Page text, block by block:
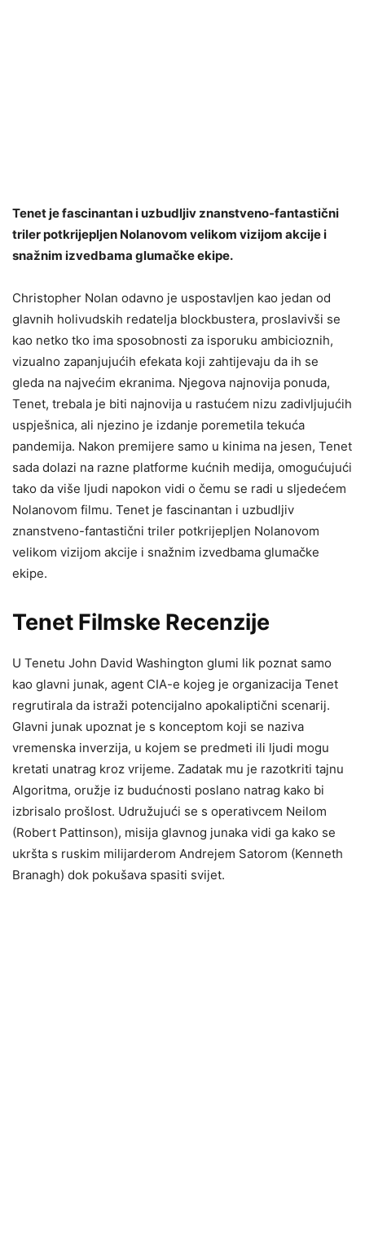
Tenet je fascinantan i uzbudljiv znanstveno-fantastični
triler potkrijepljen Nolanovom velikom vizijom akcije i
snažnim izvedbama glumačke ekipe.
Christopher Nolan odavno je uspostavljen kao jedan od
glavnih holivudskih redatelja blockbustera, proslavivši se
kao netko tko ima sposobnosti za isporuku ambicioznih,
vizualno zapanjujućih efekata koji zahtijevaju da ih se
gleda na najvećim ekranima. Njegova najnovija ponuda,
Tenet, trebala je biti najnovija u rastućem nizu zadivljujućih
uspješnica, ali njezino je izdanje poremetila tekuća
pandemija. Nakon premijere samo u kinima na jesen, Tenet
sada dolazi na razne platforme kućnih medija, omogućujući
tako da više ljudi napokon vidi o čemu se radi u sljedećem
Nolanovom filmu. Tenet je fascinantan i uzbudljiv
znanstveno-fantastični triler potkrijepljen Nolanovom
velikom vizijom akcije i snažnim izvedbama glumačke
ekipe.
Tenet Filmske Recenzije
U Tenetu John David Washington glumi lik poznat samo
kao glavni junak, agent CIA-e kojeg je organizacija Tenet
regrutirala da istraži potencijalno apokaliptični scenarij.
Glavni junak upoznat je s konceptom koji se naziva
vremenska inverzija, u kojem se predmeti ili ljudi mogu
kretati unatrag kroz vrijeme. Zadatak mu je razotkriti tajnu
Algoritma, oružje iz budućnosti poslano natrag kako bi
izbrisalo prošlost. Udružujući se s operativcem Neilom
(Robert Pattinson), misija glavnog junaka vidi ga kako se
ukršta s ruskim milijarderom Andrejem Satorom (Kenneth
Branagh) dok pokušava spasiti svijet.